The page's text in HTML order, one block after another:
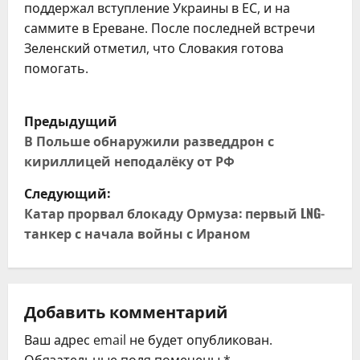
поддержал вступление Украины в ЕС, и на
саммите в Ереване. После последней встречи
Зеленский отметил, что Словакия готова
помогать.
Н
а
в
и
г
ц
и
Предыдущий
В Польше обнаружили разведдрон с
кириллицей неподалёку от РФ
Следующий:
Катар прорвал блокаду Ормуза: первый LNG-
танкер с начала войны с Ираном
Добавить комментарий
Ваш адрес email не будет опубликован.